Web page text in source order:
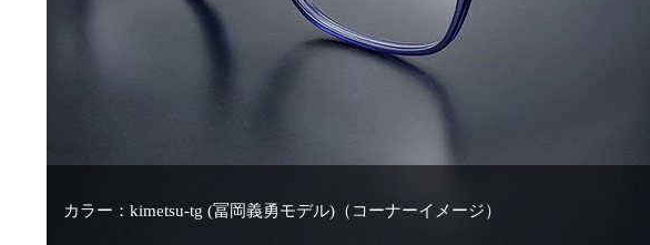
カラー：kimetsu-tg (冨岡義勇モデル)（コーナーイメージ）